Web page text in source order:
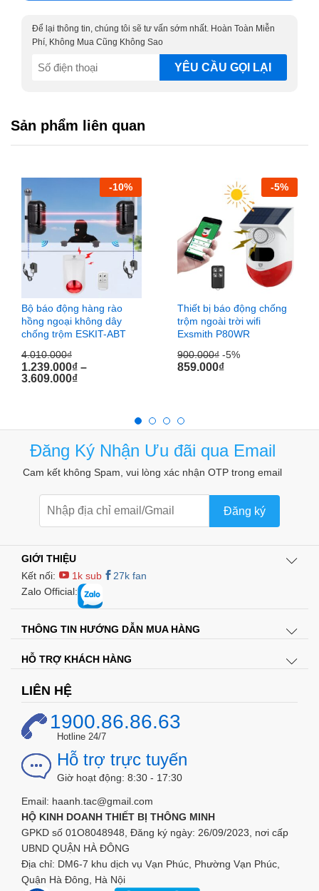
Báo động wifi cảm biến chuyển động hồng ngoại mắt
dụng TuyaSmart/SmartLife khi có người chuyển động vào
Tích hợp 2 mắt hồng ngoại trên cùng một sản phẩm cho
phép cảm biến hoạt động chính xác hơn,
ổn định hơn và hạn
chế các góc chết, tăng tính an toàn an ninh cho nhà
chó, mèo…để tránh làm nhiễu tín hiệu cảnh báo.
Để lại thông tin, chúng tôi sẽ tư vấn sớm nhất. Hoàn Toàn Miễn
Phí, Không Mua Cũng Không Sao
SĐT
Sản phẩm liên quan
-10%
Bộ báo động hàng rào
hồng ngoại không dây
chống trộm ESKIT-ABT
4.010.000₫
1.239.000₫ –
3.609.000₫
-5%
Thiết bị báo động chống
trộm ngoài trời wifi
Exsmith P80WR
900.000₫ -5%
859.000₫
Đăng Ký Nhận Ưu đãi qua Email
Cam kết không Spam, vui lòng xác nhận OTP trong email
Đăng ký
GIỚI THIỆU
Kết nối:
1k sub
27k fan
Zalo Official:
THÔNG TIN HƯỚNG DẪN MUA HÀNG
HỖ TRỢ KHÁCH HÀNG
LIÊN HỆ
1900.86.86.63
Hotline 24/7
Hỗ trợ trực tuyến
Giờ hoạt động: 8:30 - 17:30
Email: haanh.tac@gmail.com
HỘ KINH DOANH THIẾT BỊ THÔNG MINH
GPKD số 01O8048948, Đăng ký ngày: 26/09/2023, nơi cấp
UBND QUẬN HÀ ĐÔNG
Địa chỉ: DM6-7 khu dịch vụ Vạn Phúc, Phường Vạn Phúc,
Quận Hà Đông, Hà Nội